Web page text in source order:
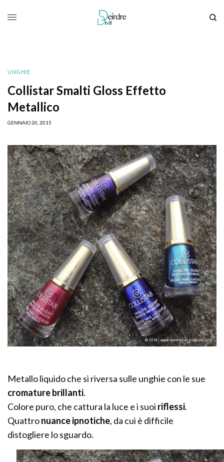
UNGHIE
Collistar Smalti Gloss Effetto
Metallico
GENNAIO 20, 2015
Metallo liquido che si riversa sulle unghie con le sue
cromature brillanti.
Colore puro, che cattura la luce e i suoi riflessi.
Quattronuance ipnotiche, da cui è difficile
distogliere lo sguardo.